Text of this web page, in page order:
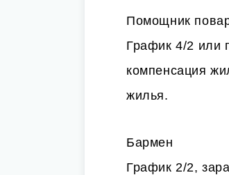
Помощник
График 4/2 или
компенсация
жилья.
Бармен
График 2/2,